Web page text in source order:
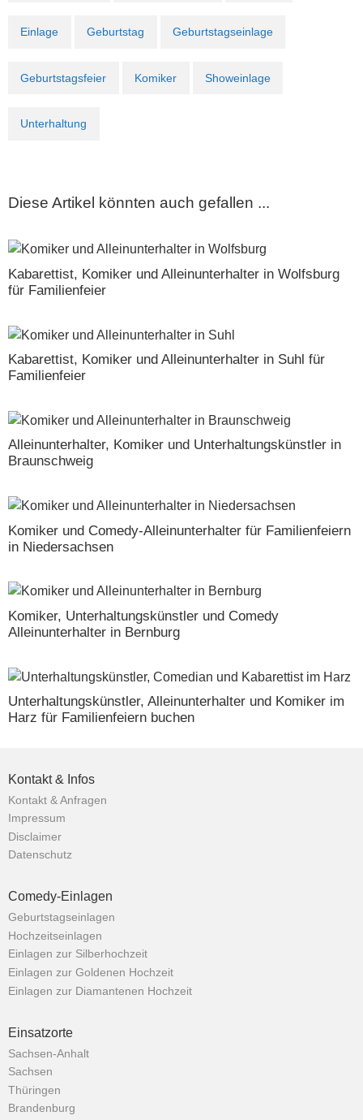
Einlage Geburtstag Geburtstagseinlage
Geburtstagsfeier Komiker Showeinlage
Unterhaltung
Diese Artikel könnten auch gefallen ...
Kabarettist, Komiker und Alleinunterhalter in Wolfsburg
für Familienfeier
Kabarettist, Komiker und Alleinunterhalter in Suhl für
Familienfeier
Alleinunterhalter, Komiker und Unterhaltungskünstler in
Braunschweig
Komiker und Comedy-Alleinunterhalter für Familienfeiern
in Niedersachsen
Komiker, Unterhaltungskünstler und Comedy
Alleinunterhalter in Bernburg
Unterhaltungskünstler, Alleinunterhalter und Komiker im
Harz für Familienfeiern buchen
Kontakt & Infos
Kontakt & Anfragen
Impressum
Disclaimer
Datenschutz
Comedy-Einlagen
Geburtstagseinlagen
Hochzeitseinlagen
Einlagen zur Silberhochzeit
Einlagen zur Goldenen Hochzeit
Einlagen zur Diamantenen Hochzeit
Einsatzorte
Sachsen-Anhalt
Sachsen
Thüringen
Brandenburg